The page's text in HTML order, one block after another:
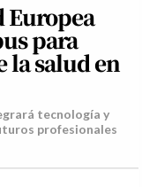
Europea
para
la salud en
tecnología y
profesionales